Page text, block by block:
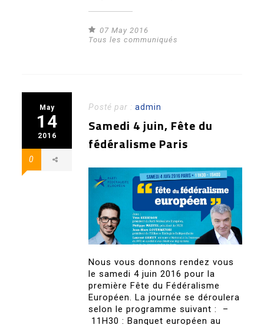
07 May 2016
Tous les communiqués
May
14
2016
0
Posté par :admin
Samedi 4 juin, Fête du
fédéralisme Paris
Nous vous donnons rendez vous
le samedi 4 juin 2016 pour la
première Fête du Fédéralisme
Européen. La journée se déroulera
selon le programme suivant : –
11H30 : Banquet européen au